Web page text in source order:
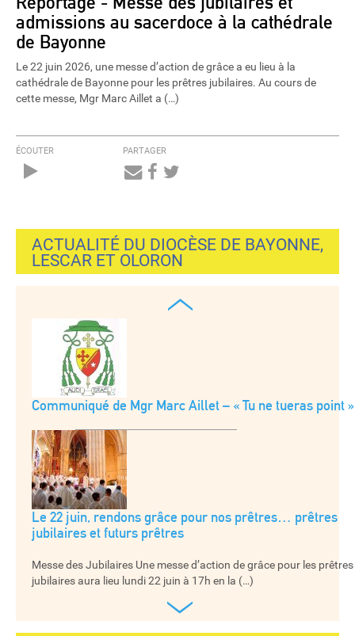
admissions au sacerdoce à la cathédrale
de Bayonne
Le 22 juin 2026, une messe d’action de grâce a eu lieu à la
cathédrale de Bayonne pour les prêtres jubilaires. Au cours de
cette messe, Mgr Marc Aillet a (…)
ÉCOUTER PARTAGER
ACTUALITÉ DU DIOCÈSE DE BAYONNE,
LESCAR ET OLORON
‹
Communiqué de Mgr Marc Aillet – « Tu ne tueras point »
Le 22 juin, rendons grâce pour nos prêtres… prêtres
jubilaires et futurs prêtres
Messe des Jubilaires Une messe d’action de grâce pour les prêtres
jubilaires aura lieu lundi 22 juin à 17h en la (…)
›